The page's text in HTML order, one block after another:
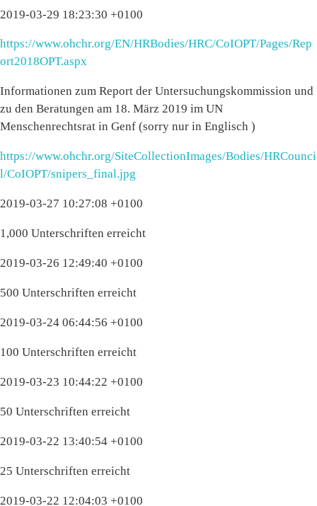
2019-03-29 18:23:30 +0100
https://www.ohchr.org/EN/HRBodies/HRC/CoIOPT/Pages/Rep
ort2018OPT.aspx
Informationen zum Report der Untersuchungskommission und
zu den Beratungen am 18. März 2019 im UN
Menschenrechtsrat in Genf (sorry nur in Englisch )
https://www.ohchr.org/SiteCollectionImages/Bodies/HRCounci
l/CoIOPT/snipers_final.jpg
2019-03-27 10:27:08 +0100
1,000 Unterschriften erreicht
2019-03-26 12:49:40 +0100
500 Unterschriften erreicht
2019-03-24 06:44:56 +0100
100 Unterschriften erreicht
2019-03-23 10:44:22 +0100
50 Unterschriften erreicht
2019-03-22 13:40:54 +0100
25 Unterschriften erreicht
2019-03-22 12:04:03 +0100